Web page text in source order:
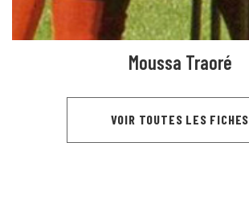
Moussa Traoré
VOIR TOUTES LES FICHES